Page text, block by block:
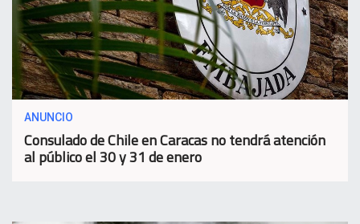
ANUNCIO
Consulado de Chile en Caracas no tendrá atención
al público el 30 y 31 de enero